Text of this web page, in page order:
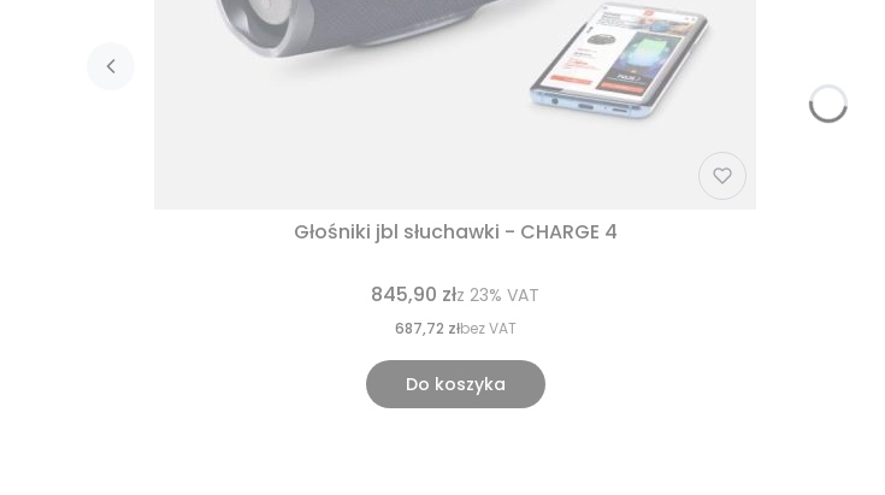
Głośniki jbl słuchawki - CHARGE 4
845,90 złz 23% VAT
687,72 złbez VAT
Do koszyka